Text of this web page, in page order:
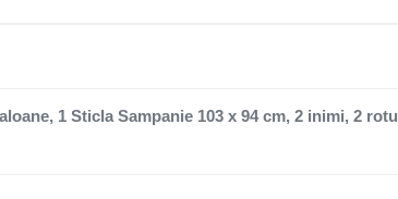
1 Sticla Sampanie 103 x 94 cm, 2 inimi, 2